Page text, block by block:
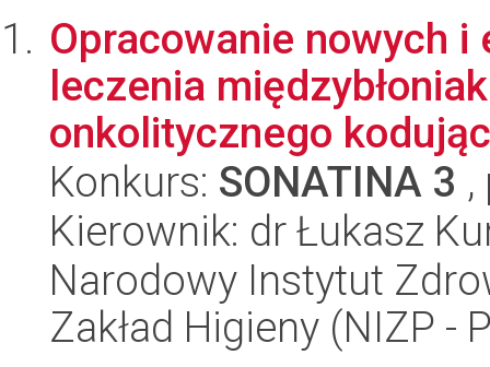
Opracowanie nowych
leczenia
onkolitycznego
Konkurs: SONATINA 3
Kierownik: dr Łukasz
Narodowy Instytut
Zakład Higieny (NIZP -